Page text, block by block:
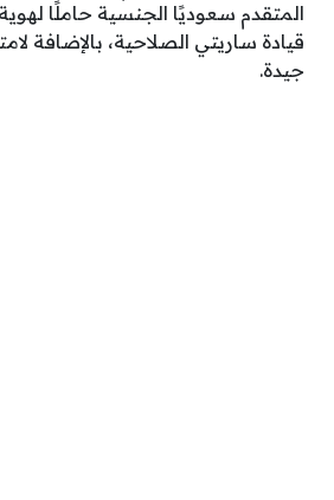
المتقدم سعوديًا الجنسية حاملًا
قيادة ساريتي الصلاحية، بالإضافة
جيدة.